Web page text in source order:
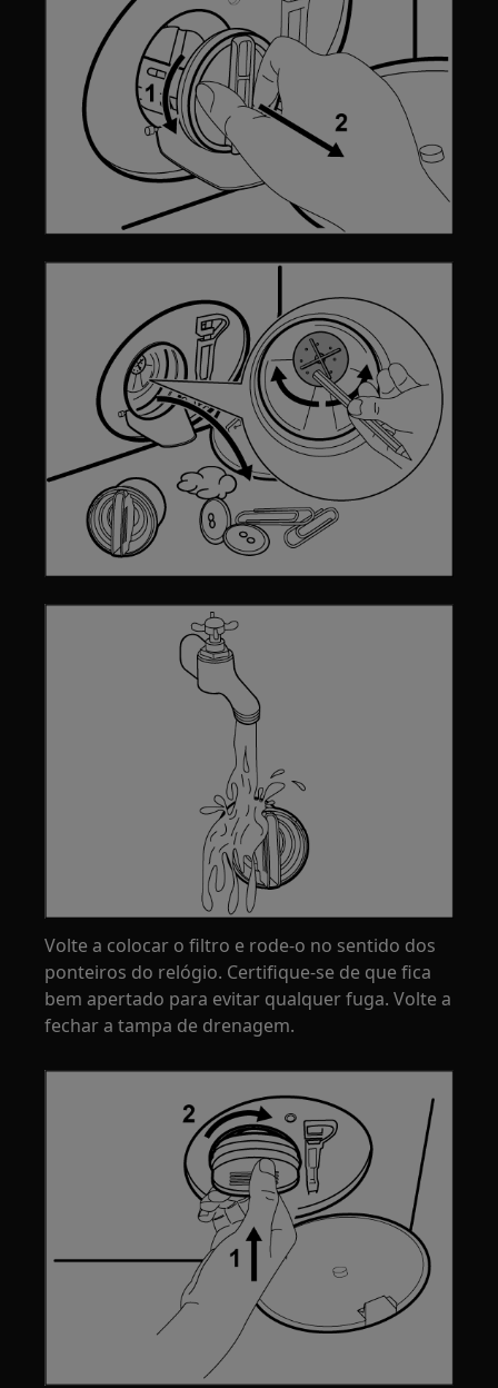
Volte a colocar o filtro e rode-o no sentido dos
ponteiros do relógio. Certifique-se de que fica
bem apertado para evitar qualquer fuga. Volte a
fechar a tampa de drenagem.